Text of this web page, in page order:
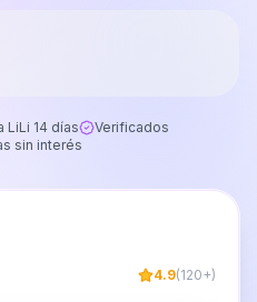
LiLi 14 días
Verificados
sin interés
4.9(120+)